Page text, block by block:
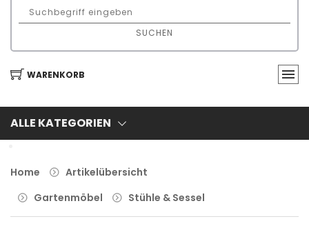
SUCHEN
WARENKORB
ALLE KATEGORIEN
Home
Artikelübersicht
Gartenmöbel
Stühle & Sessel